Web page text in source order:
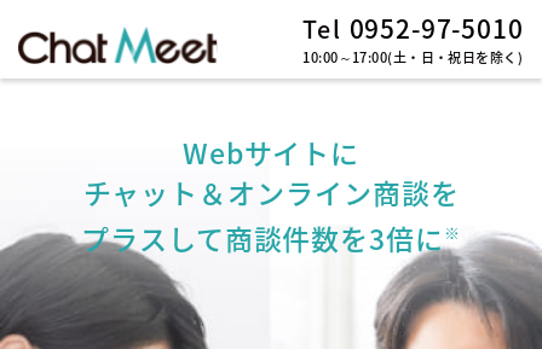
Tel 0952-97-5010
10:00～17:00(土・日・祝日を除く)
Webサイトに
チャット＆オンライン商談を
プラスして商談件数を3倍に※